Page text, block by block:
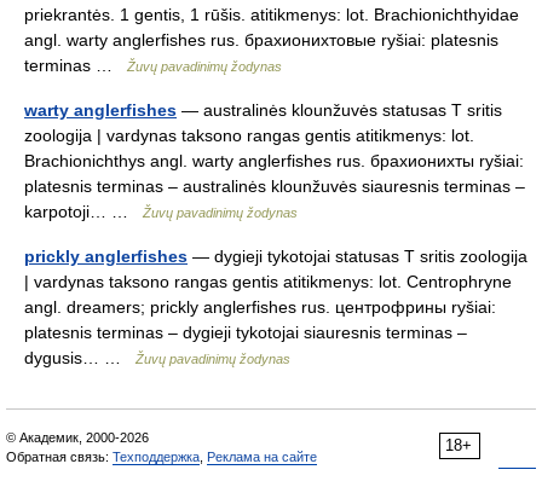
priekrantės. 1 gentis, 1 rūšis. atitikmenys: lot. Brachionichthyidae
angl. warty anglerfishes rus. брахионихтовые ryšiai: platesnis
terminas …
Žuvų pavadinimų žodynas
warty anglerfishes — australinės klounžuvės statusas T sritis
zoologija | vardynas taksono rangas gentis atitikmenys: lot.
Brachionichthys angl. warty anglerfishes rus. брахионихты ryšiai:
platesnis terminas – australinės klounžuvės siauresnis terminas –
karpotoji… …
Žuvų pavadinimų žodynas
prickly anglerfishes — dygieji tykotojai statusas T sritis zoologija
| vardynas taksono rangas gentis atitikmenys: lot. Centrophryne
angl. dreamers; prickly anglerfishes rus. центрофрины ryšiai:
platesnis terminas – dygieji tykotojai siauresnis terminas –
dygusis… …
Žuvų pavadinimų žodynas
18+
© Академик, 2000-2026
Обратная связь: Техподдержка Реклама на сайте